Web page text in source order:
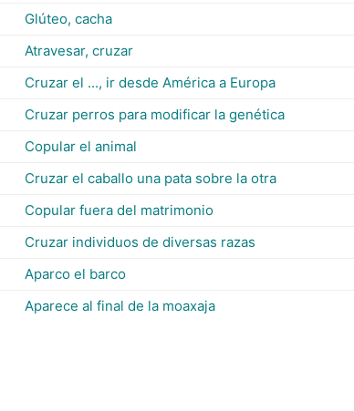
Glúteo, cacha
Atravesar, cruzar
Cruzar el ..., ir desde América a Europa
Cruzar perros para modificar la genética
Copular el animal
Cruzar el caballo una pata sobre la otra
Copular fuera del matrimonio
Cruzar individuos de diversas razas
Aparco el barco
Aparece al final de la moaxaja